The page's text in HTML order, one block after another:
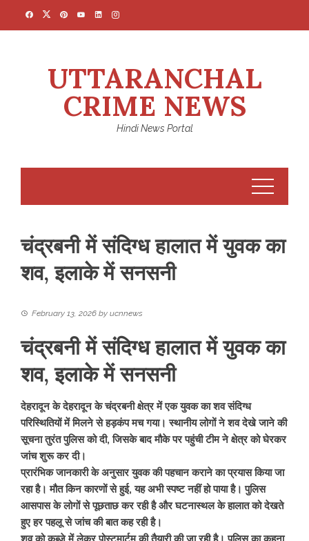
UTTARANCHAL
CRIME NEWS
Hindi News Portal
चंद्रबनी में संदिग्ध हालात में युवक का
शव, इलाके में सनसनी
February 13, 2026 by ucnnews
चंद्रबनी में संदिग्ध हालात में युवक का
शव, इलाके में सनसनी
देहरादून के देहरादून के चंद्रबनी क्षेत्र में एक युवक का शव संदिग्ध
परिस्थितियों में मिलने से हड़कंप मच गया। स्थानीय लोगों ने शव देखे जाने की
सूचना तुरंत पुलिस को दी, जिसके बाद मौके पर पहुंची टीम ने क्षेत्र को घेरकर
जांच शुरू कर दी।
प्रारंभिक जानकारी के अनुसार युवक की पहचान कराने का प्रयास किया जा
रहा है। मौत किन कारणों से हुई, यह अभी स्पष्ट नहीं हो पाया है। पुलिस
आसपास के लोगों से पूछताछ कर रही है और घटनास्थल के हालात को देखते
हुए हर पहलू से जांच की बात कह रही है।